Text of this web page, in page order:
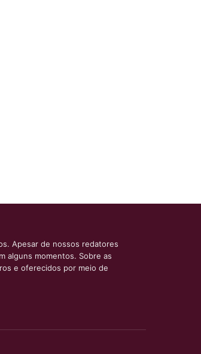
Apesar de nossos redatores
alguns momentos. Sobre as
e oferecidos por meio de